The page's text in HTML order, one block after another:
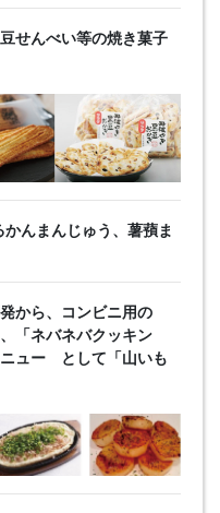
せんべい等の焼き菓子
んまんじゅう、薯蕷ま
から、コンビニ用の
「ネバネバクッキン
ュー として「山いも